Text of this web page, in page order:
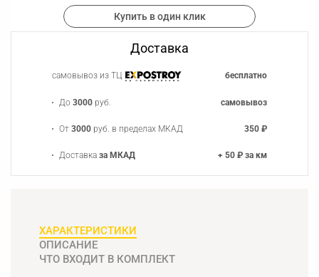
Купить в один клик
Доставка
самовывоз из ТЦ бесплатно
До3000 руб. самовывоз
От3000 руб. в пределах МКАД 350 ₽
Доставказа МКАД + 50 ₽ за км
ХАРАКТЕРИСТИКИ
ОПИСАНИЕ
ЧТО ВХОДИТ В КОМПЛЕКТ